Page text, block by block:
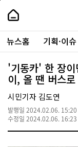
본
로
가
내
손
안
에
서
울
-
서
울
시
대
표
소
통
포
주
요
서
뉴스홈 기획·이슈
'기동카' 한 장
이, 올 땐 버스로
시민기자 김도연
발행일 2024.02.06. 15:20
수정일 2024.02.06. 16:23
페
상
단
로